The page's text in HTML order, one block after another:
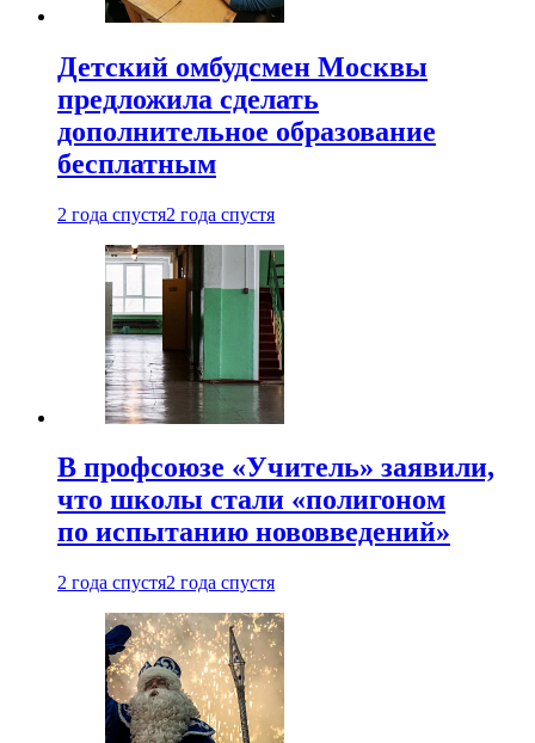
Детский омбудсмен Москвы
предложила сделать
дополнительное образование
бесплатным
2 года спустя2 года спустя
В профсоюзе «Учитель» заявили,
что школы стали «полигоном
по испытанию нововведений»
2 года спустя2 года спустя